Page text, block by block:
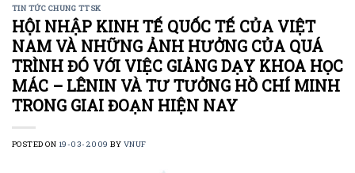
TIN TỨC CHUNG TTSK
HỘI NHẬP KINH TẾ QUỐC TẾ CỦA VIỆT
NAM VÀ NHỮNG ẢNH HƯỞNG CỦA QUÁ
TRÌNH ĐÓ VỚI VIỆC GIẢNG DẠY KHOA HỌC
MÁC – LÊNIN VÀ TƯ TƯỞNG HỒ CHÍ MINH
TRONG GIAI ĐOẠN HIỆN NAY
POSTED ON 19-03-2009 BY VNUF